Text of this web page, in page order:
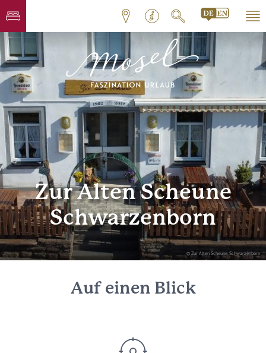
© Zur Alten Scheune, Schwarzenborn
Zur Alten Scheune
Schwarzenborn
Auf einen Blick